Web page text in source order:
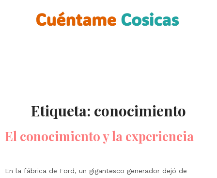
Etiqueta: conocimiento
El conocimiento y la experiencia
En la fábrica de Ford, un gigantesco generador dejó de